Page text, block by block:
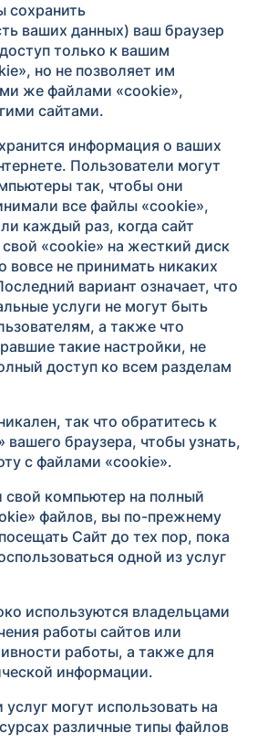
сохранить
ваших данных) ваш браузер
только к вашим
но не позволяет им
же файлами «cookie»,
сайтами.
информация о ваших
Пользователи могут
так, чтобы они
все файлы «cookie»,
каждый раз, когда сайт
свой «cookie» на жесткий диск
вовсе не принимать никаких
вариант означает, что
услуги не могут быть
а также что
такие настройки, не
доступ ко всем разделам
так что обратитесь к
браузера, чтобы узнать,
с файлами «cookie».
свой компьютер на полный
файлов, вы по-прежнему
Сайт до тех пор, пока
одной из услуг
используются владельцами
работы сайтов или
работы, а также для
информации.
могут использовать на
различные типы файлов